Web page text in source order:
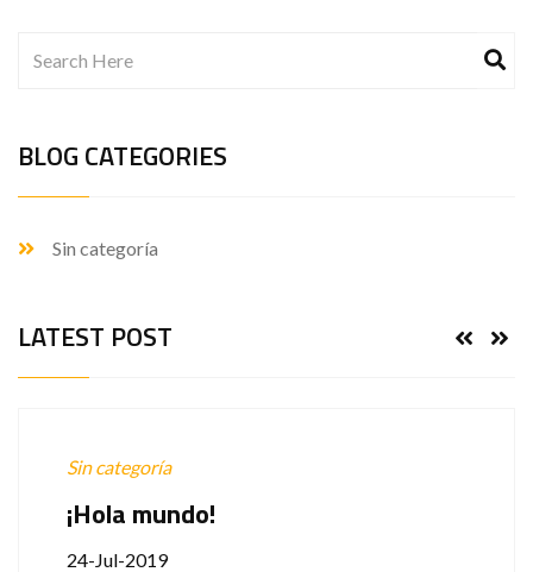
BLOG CATEGORIES
Sin categoría
LATEST POST
Sin categoría
¡Hola mundo!
24-Jul-2019